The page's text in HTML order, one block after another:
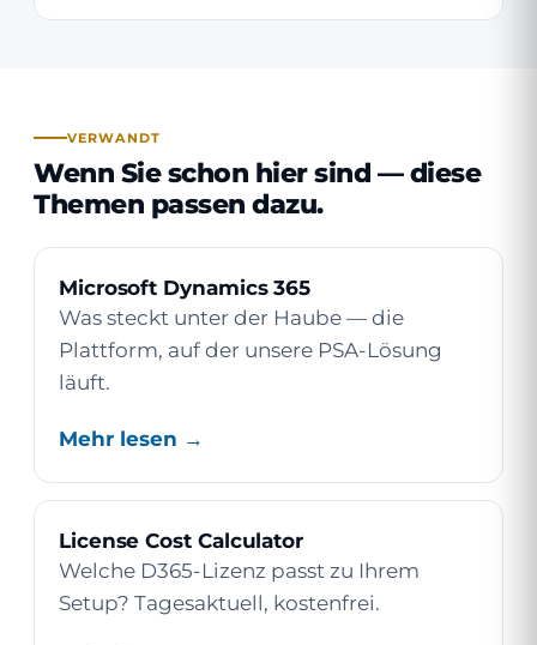
VERWANDT
Wenn Sie schon hier sind — diese
Themen passen dazu.
Microsoft Dynamics 365
Was steckt unter der Haube — die
Plattform, auf der unsere PSA-Lösung
läuft.
Mehr lesen →
License Cost Calculator
Welche D365-Lizenz passt zu Ihrem
Setup? Tagesaktuell, kostenfrei.